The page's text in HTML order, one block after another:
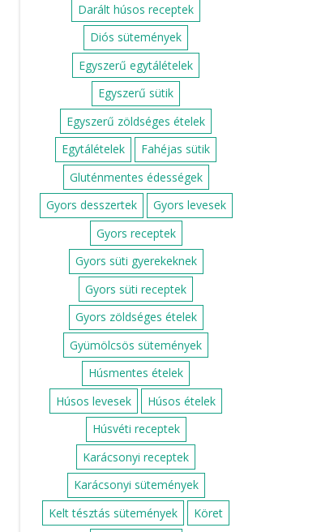
Darált húsos receptek
Diós sütemények
Egyszerű egytálételek
Egyszerű sütik
Egyszerű zöldséges ételek
Egytálételek
Fahéjas sütik
Gluténmentes édességek
Gyors desszertek
Gyors levesek
Gyors receptek
Gyors süti gyerekeknek
Gyors süti receptek
Gyors zöldséges ételek
Gyümölcsös sütemények
Húsmentes ételek
Húsos levesek
Húsos ételek
Húsvéti receptek
Karácsonyi receptek
Karácsonyi sütemények
Kelt tésztás sütemények
Köret